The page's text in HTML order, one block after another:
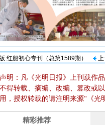
:红船初心专刊（总第1589期） 上
明：凡《光明日报》上刊载作
得转载、摘编、改编、篡改或
，授权转载的请注明来源“《光